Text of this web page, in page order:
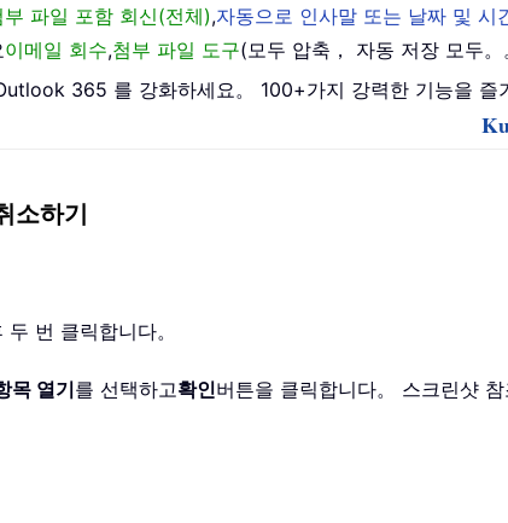
부 파일 포함 회신(전체),자동으로 인사말 또는 날짜 및 시
이메일 회수,첨부 파일 도구(모두 압축， 자동 저장 모두。
365 를 강화하세요。 100+가지 강력한 기능을 즐
소하기
번 클릭합니다。
목 열기를 선택하고확인버튼을 클릭합니다。 스크린샷 참